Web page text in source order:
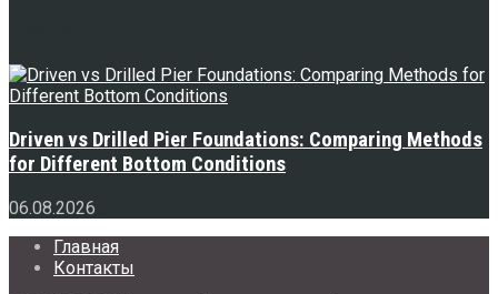
Driven vs Drilled Pier Foundations: Comparing Methods
for Different Bottom Conditions
06.08.2026
Главная
Контакты